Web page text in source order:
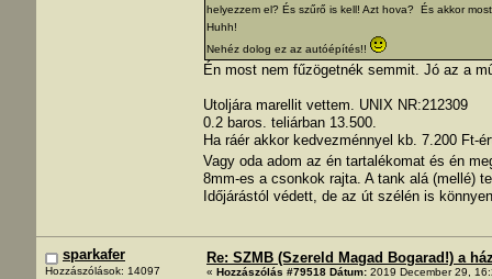
helyezzem el? És szűrő is kell! Azt hova? És akkor
Huhh!
Nehéz dolog ez az autóépítés!!
Én most nem fűzögetnék semmit. Jó az a
Utoljára marellit vettem. UNIX NR:212309
0.2 baros. teliárban 13.500.
Ha ráér akkor kedvezménnyel kb. 7.200 Ft-
Vagy oda adom az én tartalékomat és én
8mm-es a csonkok rajta. A tank alá (mellé)
Időjárástól védett, de az út szélén is
sparkafer
Hozzászólások: 14097
Re: SZMB (Szereld Magad Bogarad!) a
« Hozzászólás #79518 Dátum: 2019 December 29,